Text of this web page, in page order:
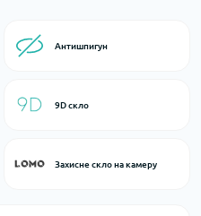
Антишпигун
9D скло
Захисне скло на камеру